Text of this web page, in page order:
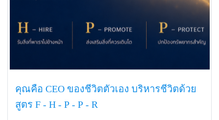
คุณคือ CEO ของชีวิตตัวเอง บริหารชีวิตด้วย
สูตร F - H - P - P - R